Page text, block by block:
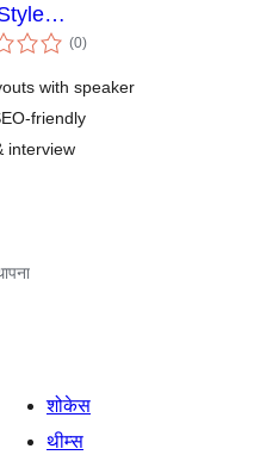
for
(0एकूण
मूल्यांकन
)
with speaker
friendly
interview
शोकेस
थीम्स